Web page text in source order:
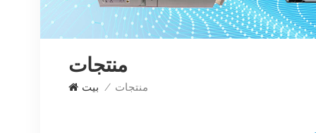
منتجات
بيت / منتجات